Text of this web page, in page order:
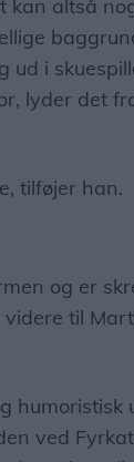
kan altså
i
lyder det
tilføjer han.
og er
til
humoristisk
ved